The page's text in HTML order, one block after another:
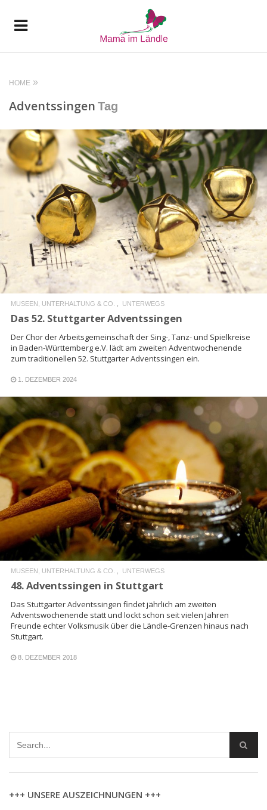
HOME
Adventssingen Tag
READ MORE
MUSEEN, UNTERHALTUNG & CO. UNTERWEGS
Das 52. Stuttgarter Adventssingen
Der Chor der Arbeitsgemeinschaft der Sing-, Tanz- und Spielkreise
in Baden-Württemberg e.V. lädt am zweiten Adventwochenende
zum traditionellen 52. Stuttgarter Adventssingen ein.
1. DEZEMBER 2024
READ MORE
MUSEEN, UNTERHALTUNG & CO. UNTERWEGS
48. Adventssingen in Stuttgart
Das Stuttgarter Adventssingen findet jährlich am zweiten
Adventswochenende statt und lockt schon seit vielen Jahren
Freunde echter Volksmusik über die Ländle-Grenzen hinaus nach
Stuttgart.
8. DEZEMBER 2018
+++ UNSERE AUSZEICHNUNGEN +++